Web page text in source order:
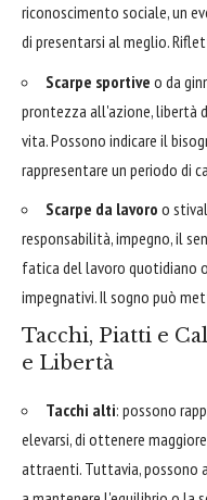
riconoscimento sociale, un
di presentarsi al meglio.
Scarpe sportive o da
prontezza all'azione, libertà
vita. Possono indicare il
rappresentare un periodo di
Scarpe da lavoro o
responsabilità, impegno, il
fatica del lavoro quotidiano
impegnativi. Il sogno può
Tacchi, Piatti e
e Libertà
Tacchi alti: possono
elevarsi, di ottenere
attraenti. Tuttavia, possono